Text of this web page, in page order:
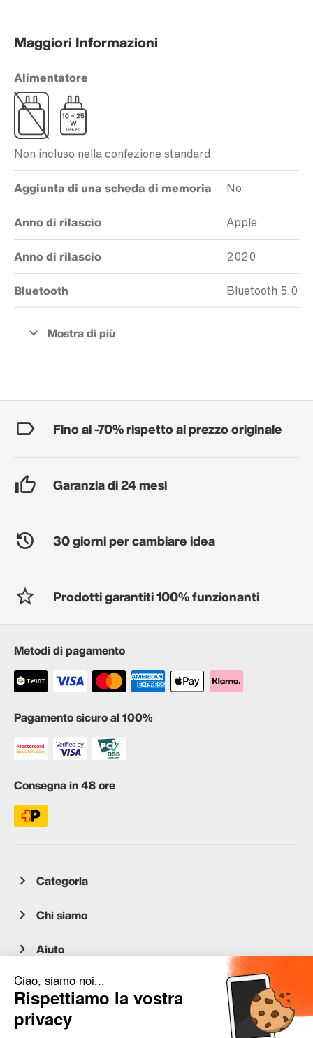
Maggiori Informazioni
Alimentatore
Non incluso nella confezione standard
Aggiunta di una scheda di memoria No
Anno di rilascio Apple
Anno di rilascio 2020
Bluetooth Bluetooth 5.0
Fino al -70% rispetto al prezzo originale
Garanzia di 24 mesi
30 giorni per cambiare idea
Prodotti garantiti 100% funzionanti
Metodi di pagamento
Pagamento sicuro al 100%
Consegna in 48 ore
Categoria
Chi siamo
Aiuto
Servizio clienti
occasion.migros.mobile@recommerce.com